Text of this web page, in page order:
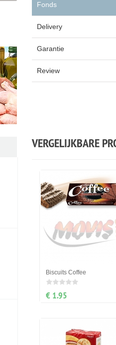
Fonds
Delivery
Garantie
Review
VERGELIJKBARE
Biscuits Coffee
€ 1.95